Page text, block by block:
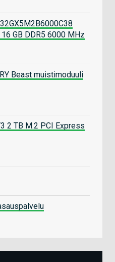
GB DDR5 6000 MHz
Beast muistimoduuli
2 TB M.2 PCI Express